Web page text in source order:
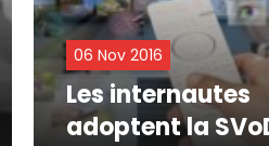
06 Nov 2016
Les internautes
adoptent la